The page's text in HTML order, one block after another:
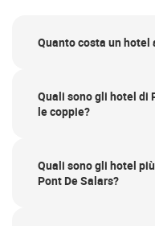
Quanto costa un hotel
Quali sono gli hotel di
le coppie?
Quali sono gli hotel
Pont De Salars?